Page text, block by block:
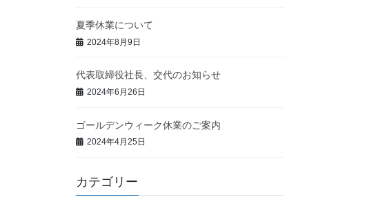
夏季休業について
2024年8月9日
代表取締役社長、交代のお知らせ
2024年6月26日
ゴールデンウィーク休業のご案内
2024年4月25日
カテゴリー